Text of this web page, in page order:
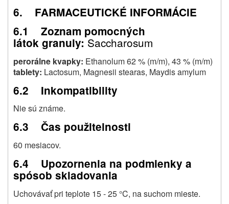
6. FARMACEUTICKÉ INFORMÁCIE
6.1 Zoznam pomocných
látok granuly: Saccharosum
perorálne kvapky: Ethanolum 62 % (m/m), 43 % (m/m)
tablety: Lactosum, Magnesii stearas, Maydis amylum
6.2 Inkompatibility
Nie sú známe.
6.3 Čas použitelnosti
60 mesiacov.
6.4 Upozornenia na podmienky a
spósob skladovania
Uchovávať pri teplote 15 - 25 °C, na suchom mieste.